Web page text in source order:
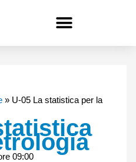
» U-05 La statistica per la
09:00